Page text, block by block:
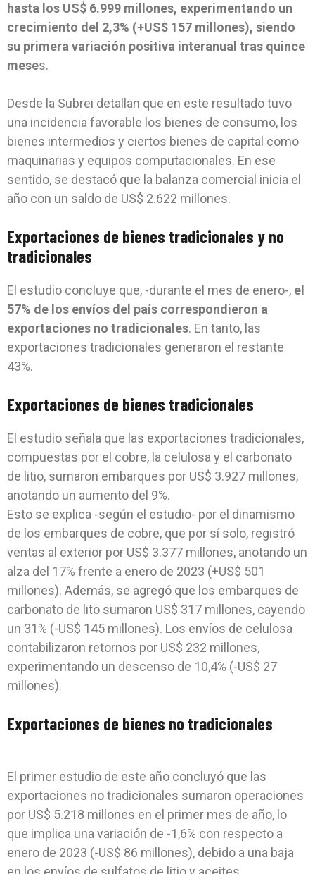
hasta los US$ 6.999 millones, experimentando un
crecimiento del 2,3% (+US$ 157 millones), siendo
su primera variación positiva interanual tras quince
meses.
Desde la Subrei detallan que en este resultado tuvo
una incidencia favorable los bienes de consumo, los
bienes intermedios y ciertos bienes de capital como
maquinarias y equipos computacionales. En ese
sentido, se destacó que la balanza comercial inicia el
año con un saldo de US$ 2.622 millones.
Exportaciones de bienes tradicionales y no
tradicionales
El estudio concluye que, -durante el mes de enero-, el
57% de los envíos del país correspondieron a
exportaciones no tradicionales. En tanto, las
exportaciones tradicionales generaron el restante
43%.
Exportaciones de bienes tradicionales
El estudio señala que las exportaciones tradicionales,
compuestas por el cobre, la celulosa y el carbonato
de litio, sumaron embarques por US$ 3.927 millones,
anotando un aumento del 9%.
Esto se explica -según el estudio- por el dinamismo
de los embarques de cobre, que por sí solo, registró
ventas al exterior por US$ 3.377 millones, anotando un
alza del 17% frente a enero de 2023 (+US$ 501
millones). Además, se agregó que los embarques de
carbonato de lito sumaron US$ 317 millones, cayendo
un 31% (-US$ 145 millones). Los envíos de celulosa
contabilizaron retornos por US$ 232 millones,
experimentando un descenso de 10,4% (-US$ 27
millones).
Exportaciones de bienes no tradicionales
El primer estudio de este año concluyó que las
exportaciones no tradicionales sumaron operaciones
por US$ 5.218 millones en el primer mes de año, lo
que implica una variación de -1,6% con respecto a
enero de 2023 (-US$ 86 millones), debido a una baja